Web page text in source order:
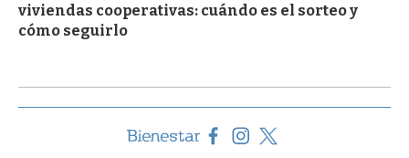
viviendas cooperativas: cuándo es el sorteo y
cómo seguirlo